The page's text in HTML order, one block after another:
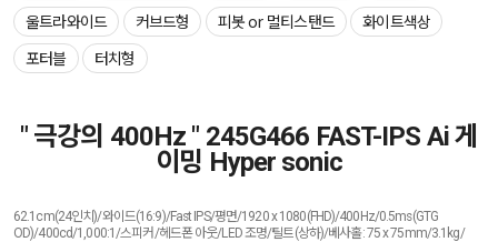
울트라와이드
커브드형 피봇 or 멀티스탠드
화이트색상
포터블
터치형
" 극강의 400Hz " 245G466 FAST-IPS Ai 게
이밍 Hyper sonic
62.1cm(24인치)/와이드(16:9)/Fast IPS/평면/1920 x 1080(FHD)/400Hz/0.5ms(GTG
OD)/400cd/1,000:1/스피커/헤드폰 아웃/LED 조명/틸트(상하)/베사홀: 75 x 75mm/3.1kg/